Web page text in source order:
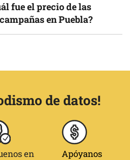
fue el precio de las
en Puebla?
de datos!
en
Apóyanos